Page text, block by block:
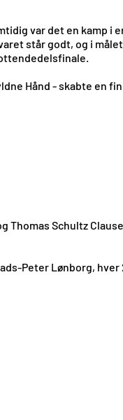
var det en kamp i
står godt, og i
Hånd - skabte en
Schultz
Peter Lønborg,